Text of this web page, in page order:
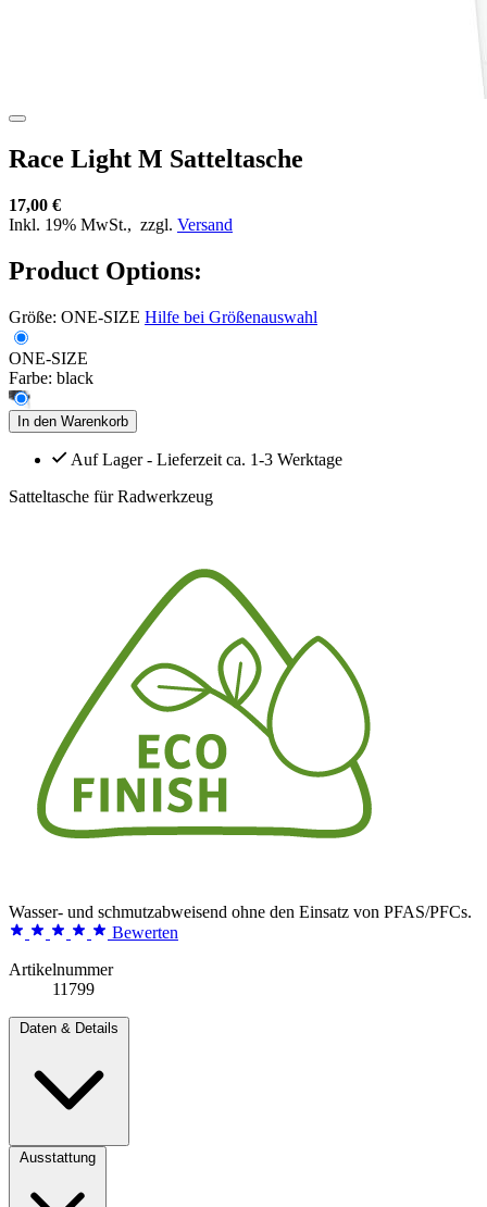
Race Light M Satteltasche
17,00 €
Inkl. 19% MwSt., zzgl. Versand
Product Options:
Größe: ONE-SIZE Hilfe bei Größenauswahl
ONE-SIZE
Farbe: black
In den Warenkorb
Auf Lager - Lieferzeit ca. 1-3 Werktage
Satteltasche für Radwerkzeug
Wasser- und schmutzabweisend ohne den Einsatz von PFAS/PFCs.
Bewerten
Artikelnummer
11799
Daten & Details
Ausstattung